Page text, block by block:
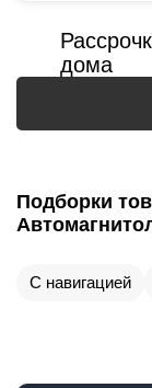
дома
Подборки
С навигацией